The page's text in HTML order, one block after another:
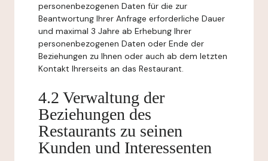
personenbezogenen Daten für die zur
Beantwortung Ihrer Anfrage erforderliche Dauer
und maximal 3 Jahre ab Erhebung Ihrer
personenbezogenen Daten oder Ende der
Beziehungen zu Ihnen oder auch ab dem letzten
Kontakt Ihrerseits an das Restaurant.
4.2 Verwaltung der
Beziehungen des
Restaurants zu seinen
Kunden und Interessenten